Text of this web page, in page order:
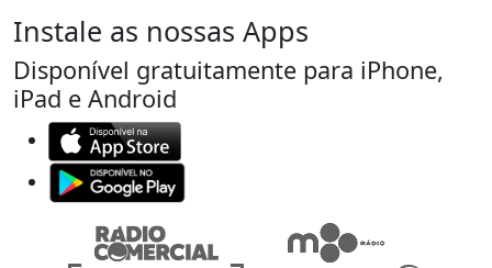
Instale as nossas Apps
Disponível gratuitamente para iPhone,
iPad e Android